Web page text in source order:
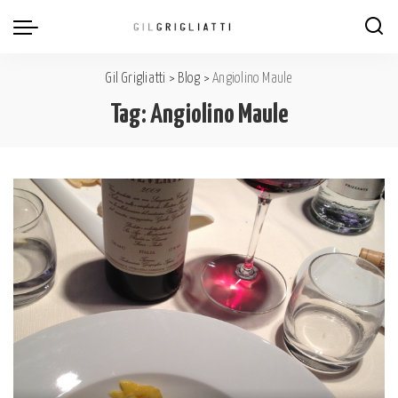
Gil Grigliatti > Blog >Angiolino Maule
Tag:Angiolino Maule